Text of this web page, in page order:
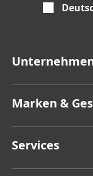
Zahlen & Fakten
Marken &
Services